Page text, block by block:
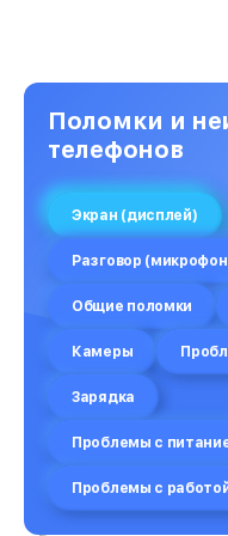
Замена голосового
Замена основной
Защита
Замена кнопок
Замена микросхемы
Замена передней
Замена разъема SIM
Поломки и
телефонов
Экран (дисплей)
Разговор
Общие поломки
Камеры
Зарядка
Проблемы с
Проблемы с